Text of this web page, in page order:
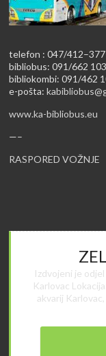
telefon : 047/412–377
bibliobus: 091/662
bibliokombi: 091/462
e-pošta:
www.ka-bibliobus.eu
—–
RASPORED VOŽNJE
Izdvojeni je
Karlovac
akvarij